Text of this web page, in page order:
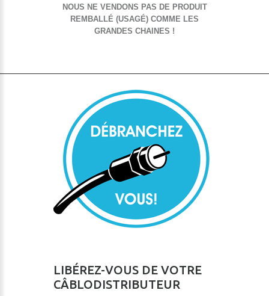
NOUS NE VENDONS PAS DE PRODUIT
REMBALLÉ (USAGÉ) COMME LES
GRANDES CHAINES !
LIBÉREZ-VOUS DE VOTRE
CÂBLODISTRIBUTEUR